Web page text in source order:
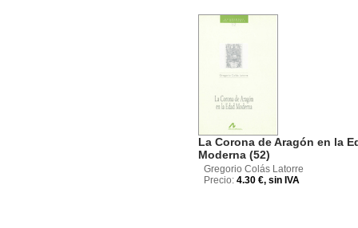
La Corona de Aragón en la
Moderna (52)
Gregorio Colás Latorre
Precio: 4.30 €, sin IVA